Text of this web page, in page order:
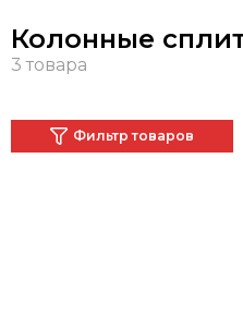
Колонные
Фильтр товаров